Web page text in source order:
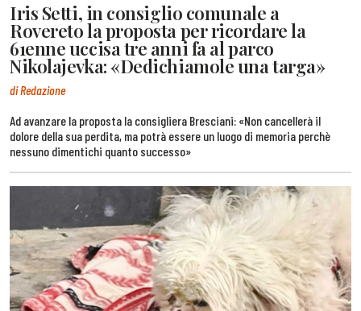
Iris Setti, in consiglio comunale a
Rovereto la proposta per ricordare la
61enne uccisa tre anni fa al parco
Nikolajevka: «Dedichiamole una targa»
di Redazione
Ad avanzare la proposta la consigliera Bresciani: «Non cancellerà il
dolore della sua perdita, ma potrà essere un luogo di memoria perchè
nessuno dimentichi quanto successo»